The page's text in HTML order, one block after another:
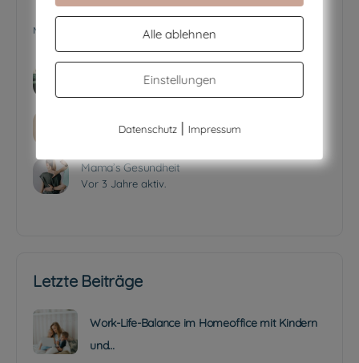
NEU POPULÄR
Vor 2 Jahre aktiv.
Ernährung in der Schwangerschaft
Vor 3 Jahre aktiv.
Mama’s Gesundheit
Vor 3 Jahre aktiv.
Letzte Beiträge
Work-Life-Balance im Homeoffice mit Kindern
und…
Alle ablehnen
Einstellungen
Datenschutz| Impressum